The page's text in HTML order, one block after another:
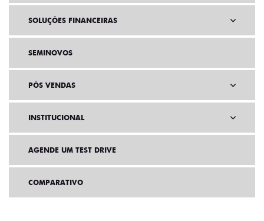
SOLUÇÕES FINANCEIRAS
SEMINOVOS
PÓS VENDAS
INSTITUCIONAL
AGENDE UM TEST DRIVE
COMPARATIVO